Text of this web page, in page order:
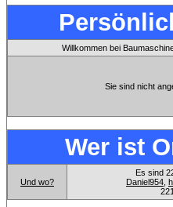
Willkommen bei
Sie sind nicht
Wer ist
Und wo?
Es sind
Daniel954